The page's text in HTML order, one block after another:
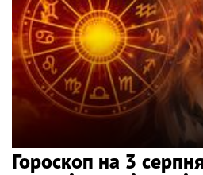
Гороскоп на 3